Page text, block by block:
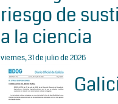
riesgo de
a la ciencia
viernes, 31 de julio de 2026